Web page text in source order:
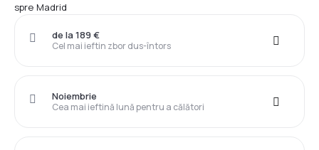
spre Madrid
Cel mai ieftin zbor dus-întors
de la 189 €
Cea mai ieftină lună pentru a călători
Noiembrie